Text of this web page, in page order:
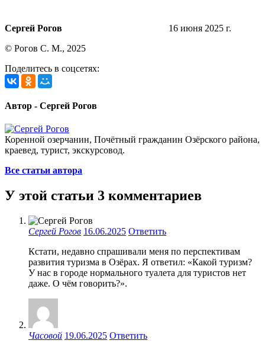
Сергей Рогов
16 июня 2025 г.
© Рогов С. М., 2025
Поделитесь в соцсетях:
Автор - Сергей Рогов
Коренной озерчанин, Почётный гражданин Озёрского района,
краевед, турист, экскурсовод.
Все статьи автора
У этой статьи 3 комментариев
Сергей Рогов 16.06.2025 Ответить
Кстати, недавно спрашивали меня по перспективам
развития туризма в Озёрах. Я ответил: «Какой туризм?
У нас в городе нормального туалета для туристов нет
даже. О чём говорить?».
Часовой 19.06.2025 Ответить